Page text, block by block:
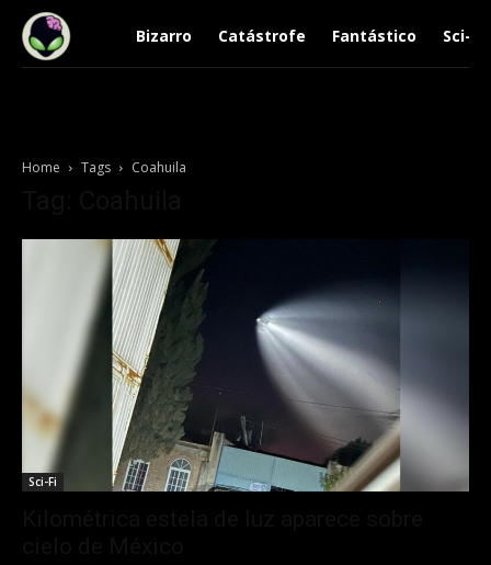
Bizarro Catástrofe Fantástico Sci-Fi
Home Tags Coahuila
Sci-Fi